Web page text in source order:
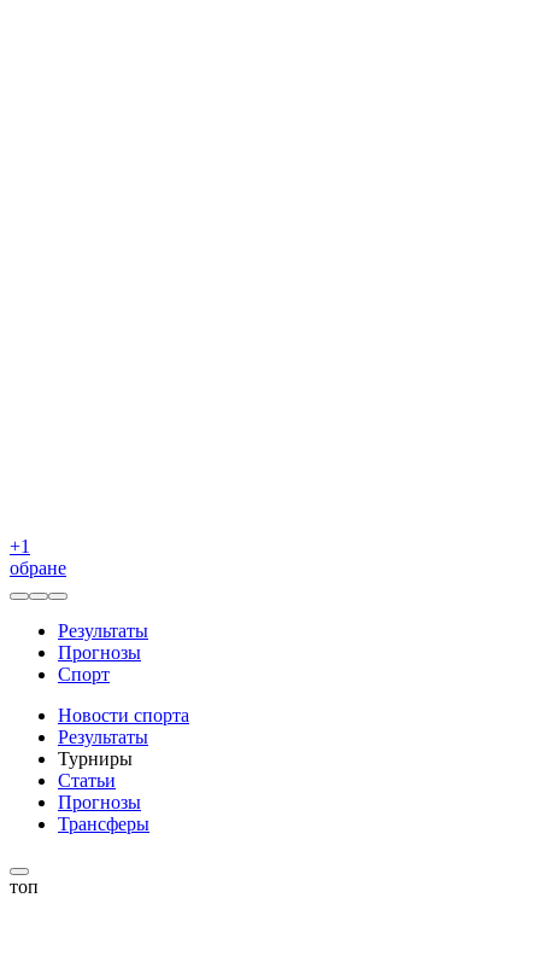
+1
обране
Результаты
Прогнозы
Спорт
Новости спорта
Результаты
Турниры
Статьи
Прогнозы
Трансферы
топ